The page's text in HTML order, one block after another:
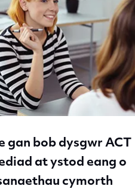
gan bob dysgwr ACT
at ystod eang o
cymorth